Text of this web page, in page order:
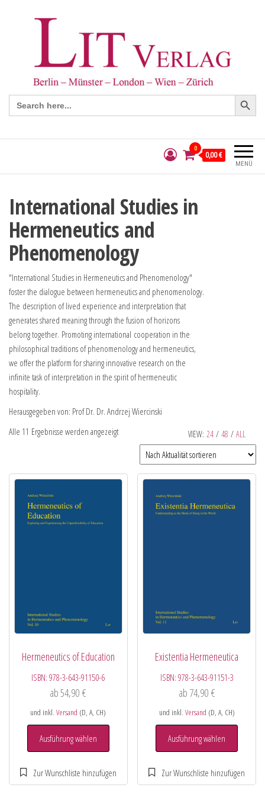
Search
for:
Search Button
MENÜ
0
0,00 €
International Studies in
Hermeneutics and
Phenomenology
"International Studies in Hermeneutics and Phenomenology"
foster the dialogue between hermeneutics and phenomenology.
The description of lived experience and interpretation that
generates shared meaning through the fusion of horizons
belong together. Promoting international cooperation in the
philosophical traditions of phenomenology and hermeneutics,
we offer the platform for sharing innovative research on the
infinite task of interpretation in the spirit of hermeneutic
hospitality.
Herausgegeben von: Prof Dr. Dr. Andrzej Wiercinski
VIEW: 24 / 48 / ALL
Alle 11 Ergebnisse werden angezeigt
Hermeneutics of Education
ISBN:978-3-643-91150-6
ab54,90€
und inkl.Versand (D, A, CH)
Ausführung wählen
Existentia Hermeneutica
ISBN: 978-3-643-91151-3
ab 74,90 €
und inkl. Versand (D, A, CH)
Ausführung wählen